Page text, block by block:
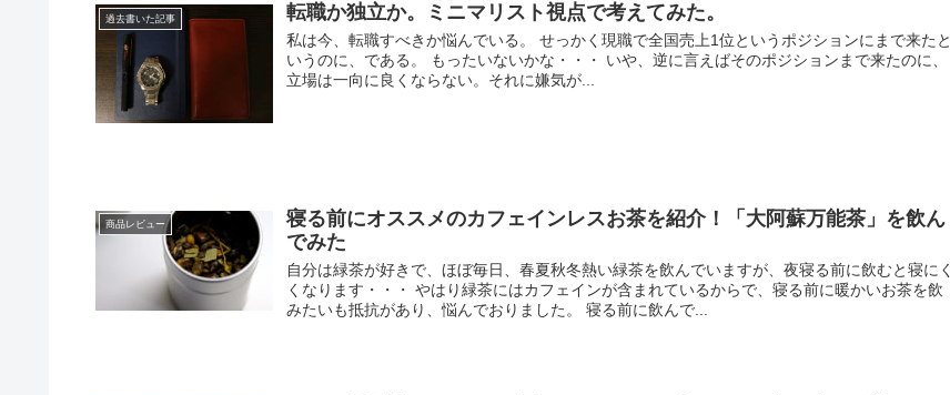
過去書いた記事 転職か独立か。ミニマリスト視点で考えてみた。
私は今、転職すべきか悩んでいる。 せっかく現職で全国売上1位というポジションにまで来たと
いうのに、である。 もったいないかな・・・ いや、逆に言えばそのポジションまで来たのに、
立場は一向に良くならない。それに嫌気が...
商品レビュー
寝る前にオススメのカフェインレスお茶を紹介！「大阿蘇万能茶」を飲ん
でみた
自分は緑茶が好きで、ほぼ毎日、春夏秋冬熱い緑茶を飲んでいますが、夜寝る前に飲むと寝にく
くなります・・・ やはり緑茶にはカフェインが含まれているからで、寝る前に暖かいお茶を飲
みたいも抵抗があり、悩んでおりました。 寝る前に飲んで...